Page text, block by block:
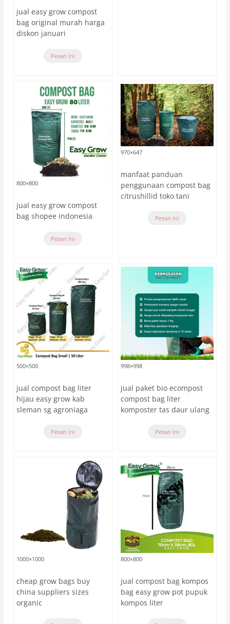
jual easy grow compost
bag original murah harga
diskon januari
Pesan Ini
800×800
jual easy grow compost
bag shopee indonesia
Pesan Ini
970×647
manfaat panduan
penggunaan compost bag
citrushillid toko tani
Pesan Ini
500×500
jual compost bag liter
hijau easy grow kab
sleman sg agroniaga
Pesan Ini
998×998
jual paket bio ecompost
compost bag liter
komposter tas daur ulang
Pesan Ini
1000×1000
cheap grow bags buy
china suppliers sizes
organic
800×800
jual compost bag kompos
bag easy grow pot pupuk
kompos liter